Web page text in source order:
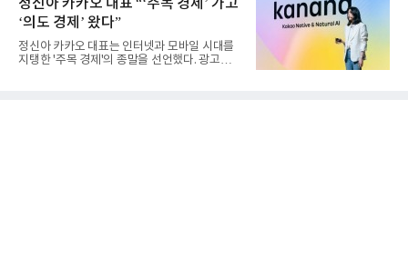
정신아 카카오 대표 “‘주목 경제’ 가고
‘의도 경제’ 왔다”
정신아 카카오 대표는 인터넷과 모바일 시대를
지탱한 '주목 경제'의 종말을 선언했다. 광고를